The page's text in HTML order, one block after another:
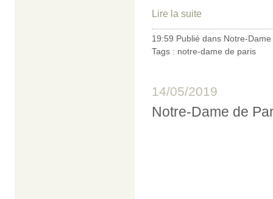
Lire la suite
19:59 Publié dans Notre-
Tags : notre-dame de paris
14/05/2019
Notre-Dame de